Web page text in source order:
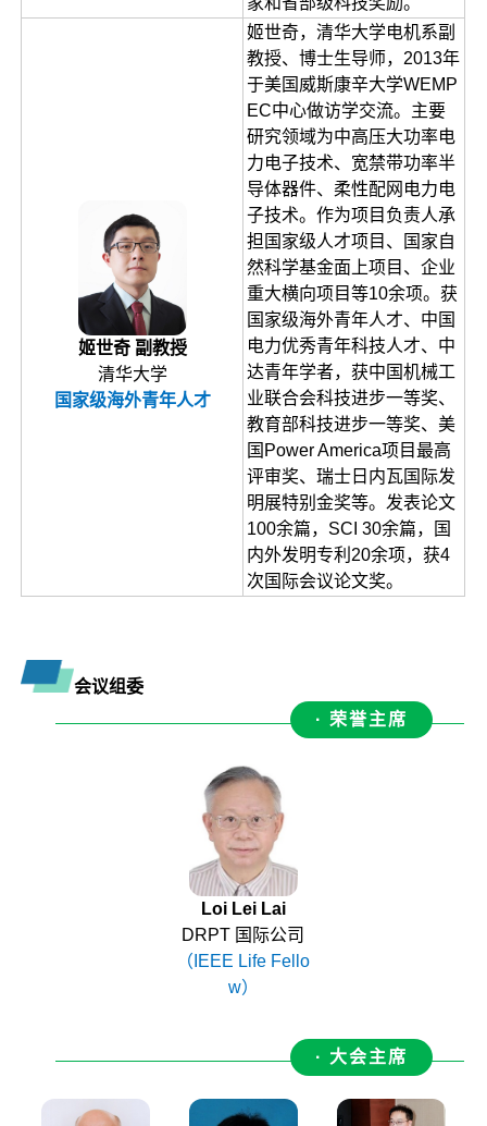
姬世奇 副教授
清华大学
国家级海外青年人才
姬世奇，清华大学电机系副
教授、博士生导师，2013年
于美国威斯康辛大学WEMP
EC中心做访学交流。主要
研究领域为中高压大功率电
力电子技术、宽禁带功率半
导体器件、柔性配网电力电
子技术。作为项目负责人承
担国家级人才项目、国家自
然科学基金面上项目、企业
重大横向项目等10余项。获
国家级海外青年人才、中国
电力优秀青年科技人才、中
达青年学者，获中国机械工
业联合会科技进步一等奖、
教育部科技进步一等奖、美
国Power America项目最高
评审奖、瑞士日内瓦国际发
明展特别金奖等。发表论文
100余篇，SCI 30余篇，国
内外发明专利20余项，获4
次国际会议论文奖。
会议组委
· 荣誉主席
Loi Lei Lai
DRPT 国际公司
（IEEE Life Fello
w）
· 大会主席